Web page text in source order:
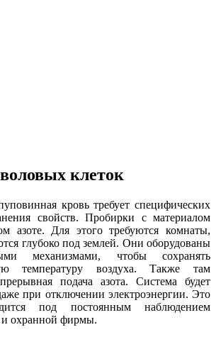
клеток
кровь требует специфических
свойств. Пробирки с материалом
азоте. Для этого требуются комнаты,
глубоко под землей. Они оборудованы
механизмами, чтобы сохранять
температуру воздуха. Также там
подача азота. Система будет
при отключении электроэнергии. Это
под постоянным наблюдением
и охранной фирмы.